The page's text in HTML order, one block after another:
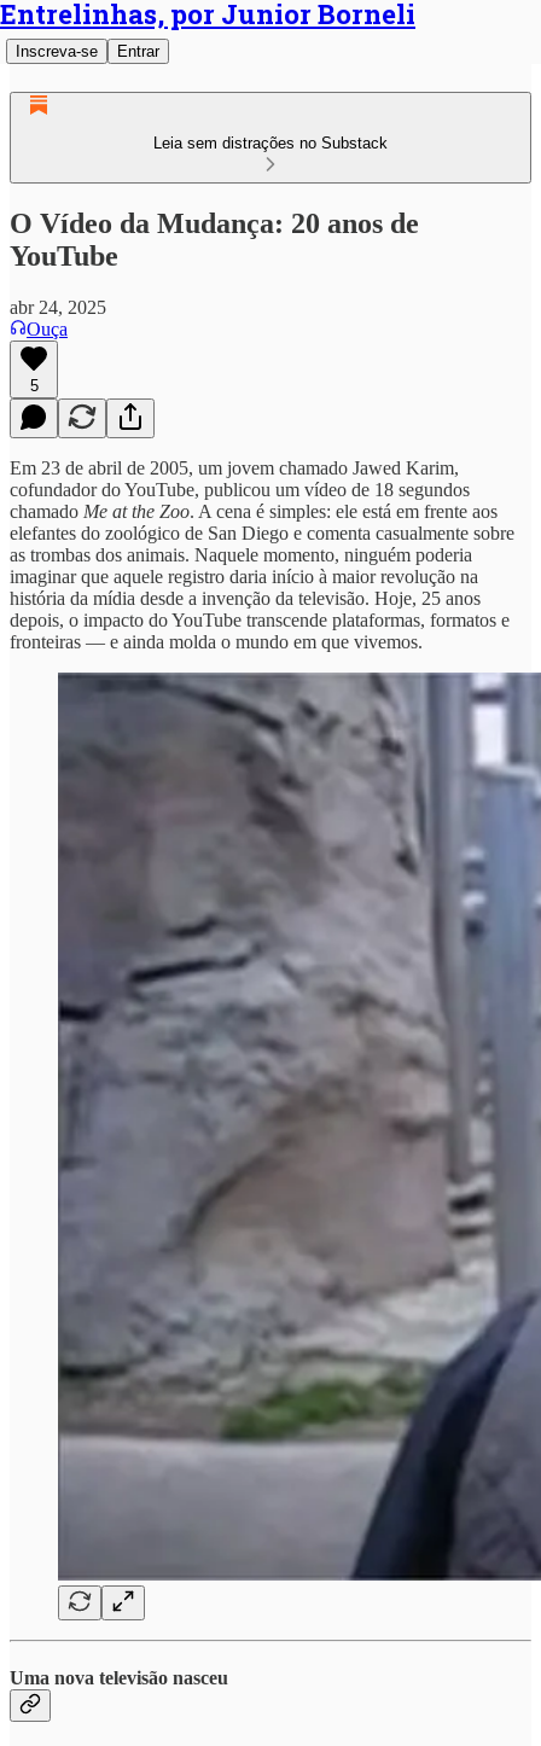
Entrelinhas, por Junior Borneli
Inscreva-se Entrar
Leia sem distrações no Substack
O Vídeo da Mudança: 20 anos de
YouTube
abr 24, 2025
Ouça
5
Em 23 de abril de 2005, um jovem chamado Jawed Karim,
cofundador do YouTube, publicou um vídeo de 18 segundos
chamado Me at the Zoo. A cena é simples: ele está em frente aos
elefantes do zoológico de San Diego e comenta casualmente sobre
as trombas dos animais. Naquele momento, ninguém poderia
imaginar que aquele registro daria início à maior revolução na
história da mídia desde a invenção da televisão. Hoje, 25 anos
depois, o impacto do YouTube transcende plataformas, formatos e
fronteiras — e ainda molda o mundo em que vivemos.
Uma nova televisão nasceu